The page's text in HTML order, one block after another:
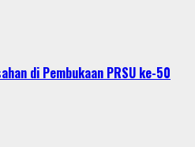
di Pembukaan PRSU ke-50